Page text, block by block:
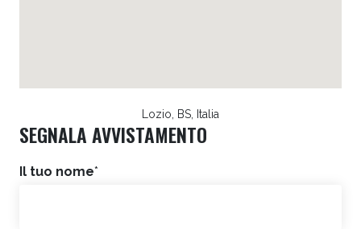
Lozio, BS, Italia
SEGNALA AVVISTAMENTO
Il tuo nome*